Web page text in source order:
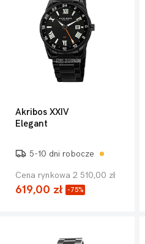
Akribos XXIV
Elegant
5-10 dni robocze
Cena rynkowa 2 510,00 zł
619,00 zł -75%